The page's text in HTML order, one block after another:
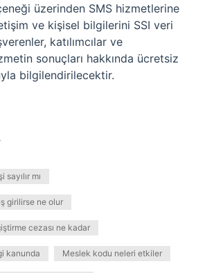
üzerinden SMS hizmetlerine
ve kişisel bilgilerini SSI veri
katılımcılar ve
sonuçları hakkında ücretsiz
bilgilendirilecektir.
mı
girilirse ne olur
cezası ne kadar
kanunda Meslek kodu neleri etkiler